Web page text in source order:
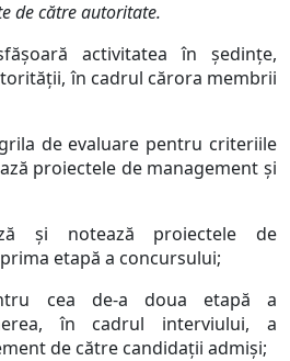
de către autoritate.
activitatea în şedinţe,
în cadrul cărora membrii
de evaluare pentru criteriile
proiectele de management şi
şi notează proiectele de
etapă a concursului;
cea de-a doua etapă a
în cadrul interviului, a
de către candidaţii admişi;